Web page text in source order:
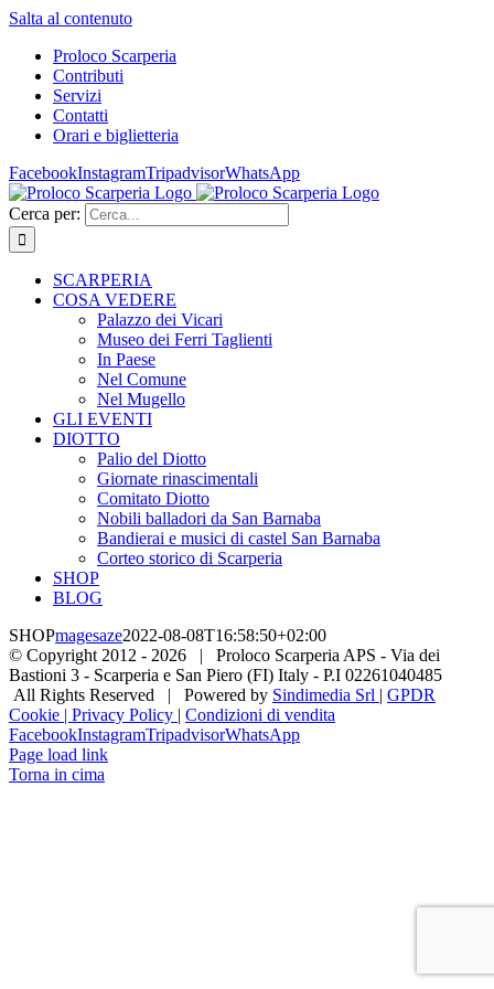
Salta al contenuto
Proloco Scarperia
Contributi
Servizi
Contatti
Orari e biglietteria
FacebookInstagramTripadvisorWhatsApp
Cerca per:
SCARPERIA
COSA VEDERE
Palazzo dei Vicari
Museo dei Ferri Taglienti
In Paese
Nel Comune
Nel Mugello
GLI EVENTI
DIOTTO
Palio del Diotto
Giornate rinascimentali
Comitato Diotto
Nobili balladori da San Barnaba
Bandierai e musici di castel San Barnaba
Corteo storico di Scarperia
SHOP
BLOG
SHOPmagesaze2022-08-08T16:58:50+02:00
© Copyright 2012 - 2026 | Proloco Scarperia APS - Via dei
Bastioni 3 - Scarperia e San Piero (FI) Italy - P.I 02261040485
All Rights Reserved | Powered by Sindimedia Srl | GPDR
Cookie | Privacy Policy | Condizioni di vendita
FacebookInstagramTripadvisorWhatsApp
Page load link
Torna in cima